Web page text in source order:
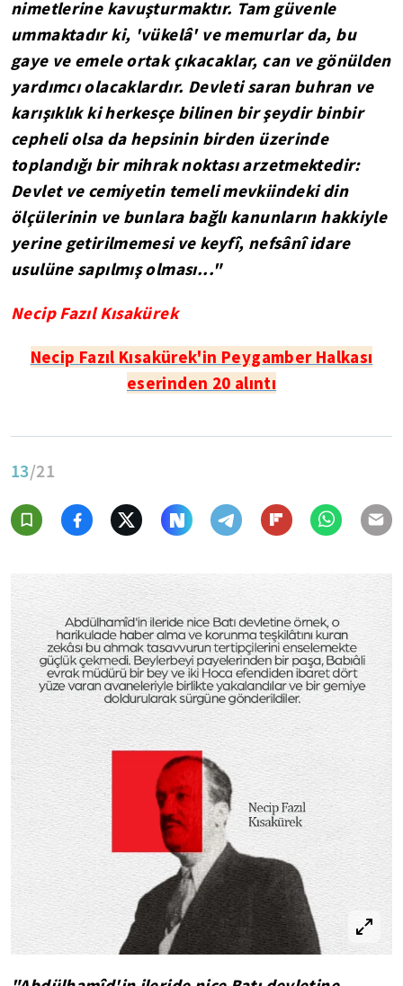
nimetlerine kavuşturmaktır. Tam güvenle
ummaktadır ki, 'vükelâ' ve memurlar da, bu
gaye ve emele ortak çıkacaklar, can ve gönülden
yardımcı olacaklardır. Devleti saran buhran ve
karışıklık ki herkesçe bilinen bir şeydir binbir
cepheli olsa da hepsinin birden üzerinde
toplandığı bir mihrak noktası arzetmektedir:
Devlet ve cemiyetin temeli mevkiindeki din
ölçülerinin ve bunlara bağlı kanunların hakkiyle
yerine getirilmemesi ve keyfî, nefsânî idare
usulüne sapılmış olması..."
Necip Fazıl Kısakürek
Necip Fazıl Kısakürek'in Peygamber Halkası
eserinden 20 alıntı
13/21